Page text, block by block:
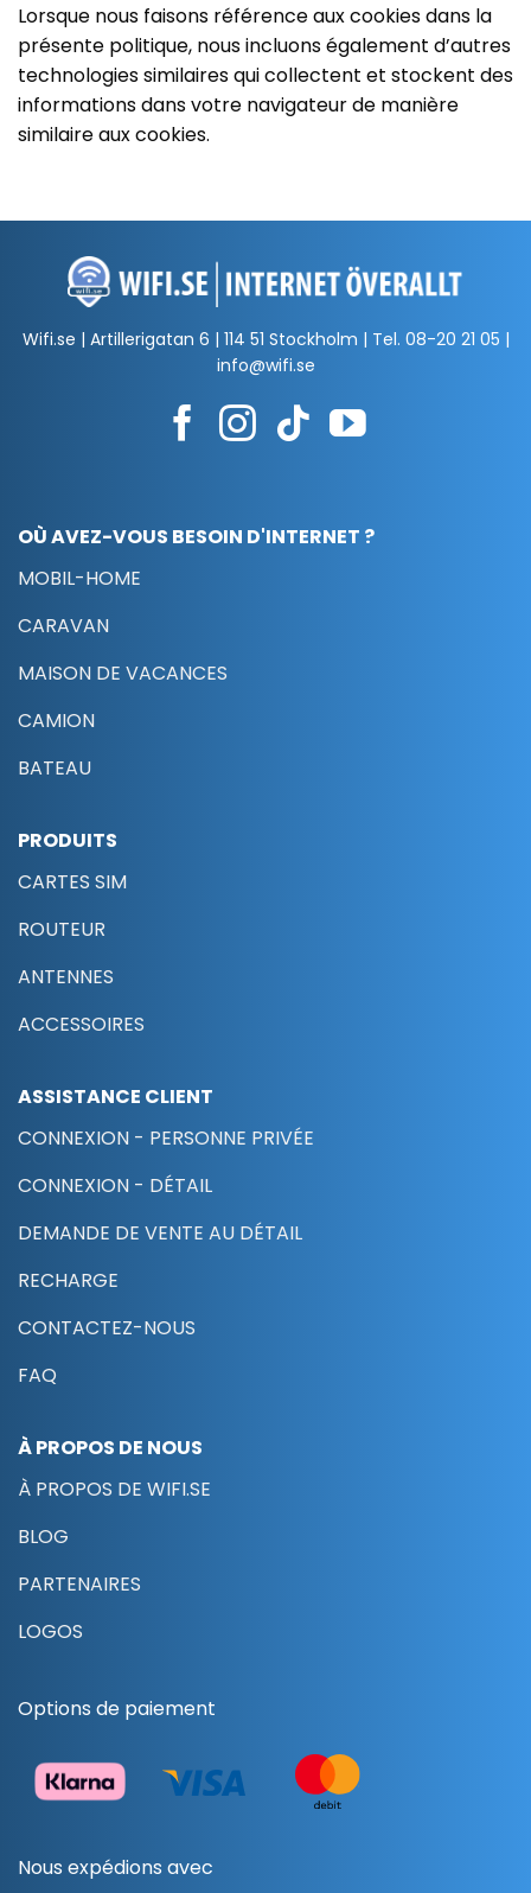
Lorsque nous faisons référence aux cookies dans la
présente politique, nous incluons également d’autres
technologies similaires qui collectent et stockent des
informations dans votre navigateur de manière
similaire aux cookies.
Wifi.se | Artillerigatan 6 | 114 51 Stockholm | Tel. 08-20 21 05 |
info@wifi.se
OÙ AVEZ-VOUS BESOIN D'INTERNET ?
MOBIL-HOME
CARAVAN
MAISON DE VACANCES
CAMION
BATEAU
PRODUITS
CARTES SIM
ROUTEUR
ANTENNES
ACCESSOIRES
ASSISTANCE CLIENT
CONNEXION - PERSONNE PRIVÉE
CONNEXION - DÉTAIL
DEMANDE DE VENTE AU DÉTAIL
RECHARGE
CONTACTEZ-NOUS
FAQ
À PROPOS DE NOUS
À PROPOS DE WIFI.SE
BLOG
PARTENAIRES
LOGOS
Options de paiement
Nous expédions avec